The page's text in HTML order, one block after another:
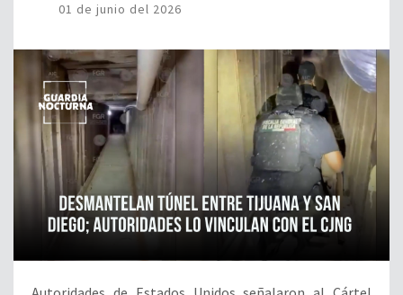
01 de junio del 2026